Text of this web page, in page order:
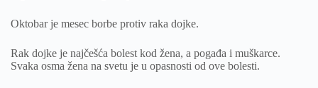
Oktobar je mesec borbe protiv raka dojke.
Rak dojke je najčešća bolest kod žena, a pogađa i muškarce.
Svaka osma žena na svetu je u opasnosti od ove bolesti.